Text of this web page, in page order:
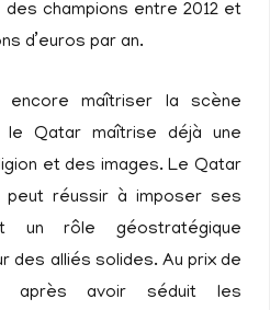
des champions entre 2012 et
d’euros par an.
maîtriser la scène
le Qatar maîtrise déjà une
et des images. Le Qatar
peut réussir à imposer ses
un rôle géostratégique
des alliés solides. Au prix de
après avoir séduit les